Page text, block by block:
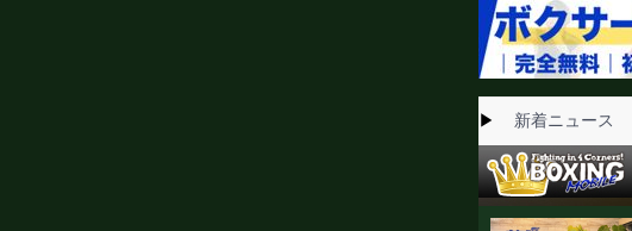
▶ 新着ニュース